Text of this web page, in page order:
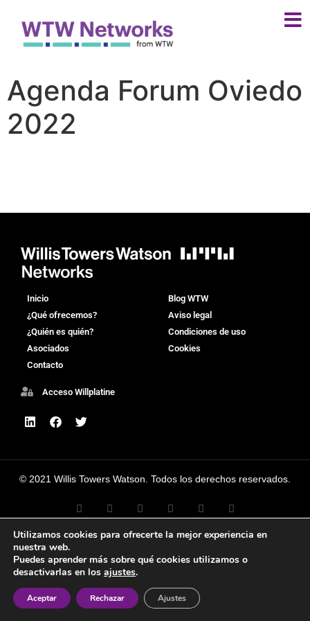
Agenda Forum Oviedo
2022
Inicio
¿Qué ofrecemos?
¿Quién es quién?
Asociados
Contacto
Blog WTW
Aviso legal
Condiciones de uso
Cookies
Acceso Willplatine
© 2021 Willis Towers Watson. Todos los derechos reservados.
Utilizamos cookies para ofrecerte la mejor experiencia en
nuestra web.
Puedes aprender más sobre qué cookies utilizamos o
desactivarlas en los ajustes.
Aceptar Rechazar Ajustes